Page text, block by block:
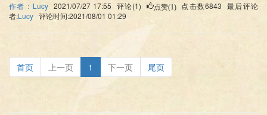
作者：Lucy2021/07/27 17:55 评论(1) 点赞(1)点击数6843 最后评论
者:Lucy 评论时间:2021/08/01 01:29
首页 上一页 1 下一页 尾页